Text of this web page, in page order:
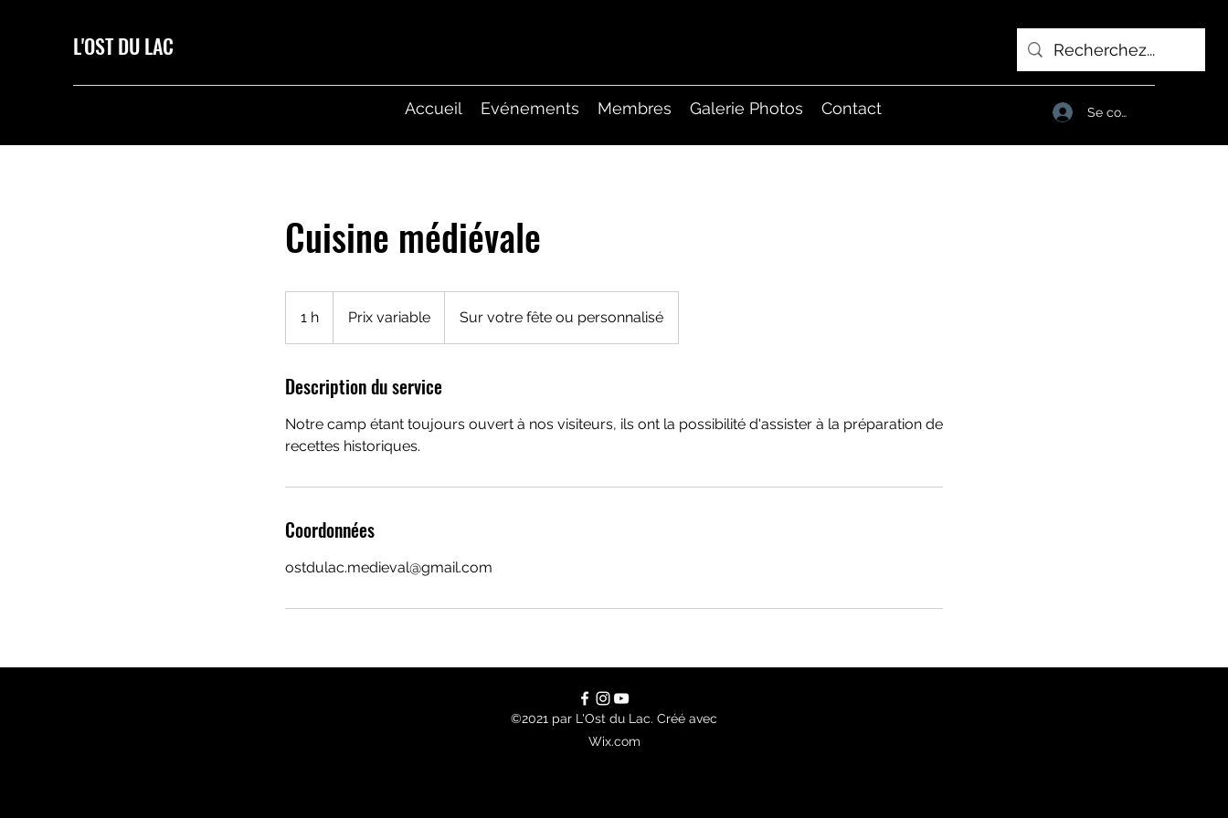
L'OST DU LAC
Accueil Evénements Membres Galerie Photos Contact Se connecter
Cuisine médiévale
1 h Prix variable Sur votre fête ou personnalisé
Description du service
Notre camp étant toujours ouvert à nos visiteurs, ils ont la possibilité d'assister à la préparation de
recettes historiques.
Coordonnées
ostdulac.medieval@gmail.com
©2021 par L'Ost du Lac. Créé avec
Wix.com